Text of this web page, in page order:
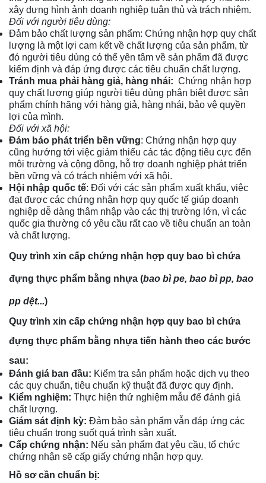
xây dựng hình ảnh doanh nghiệp tuân thủ và trách nhiệm.
Đối với người tiêu dùng:
Đảm bảo chất lượng sản phẩm: Chứng nhận hợp quy chất
lượng là một lợi cam kết về chất lượng của sản phẩm, từ
đó người tiêu dùng có thể yên tâm về sản phẩm đã được
kiểm định và đáp ứng được các tiêu chuẩn chất lượng.
Tránh mua phải hàng giả, hàng nhái: Chứng nhận hợp
quy chất lượng giúp người tiêu dùng phân biệt được sản
phẩm chính hãng với hàng giả, hàng nhái, bảo vệ quyền
lợi của mình.
Đối với xã hội:
Đảm bảo phát triển bền vững: Chứng nhận hợp quy
cũng hướng tới việc giảm thiểu các tác động tiêu cực đến
môi trường và cộng đồng, hỗ trợ doanh nghiệp phát triển
bền vững và có trách nhiệm với xã hội.
Hội nhập quốc tế: Đối với các sản phẩm xuất khẩu, việc
đạt được các chứng nhận hợp quy quốc tế giúp doanh
nghiệp dễ dàng thâm nhập vào các thị trường lớn, vì các
quốc gia thường có yêu cầu rất cao về tiêu chuẩn an toàn
và chất lượng.
Quy trình xin cấp chứng nhận hợp quy bao bì chứa
đựng thực phẩm bằng nhựa (bao bì pe, bao bì pp, bao
pp dệt...)
Quy trình xin cấp chứng nhận hợp quy bao bì chứa
đựng thực phẩm bằng nhựa tiến hành theo các bước
sau:
Đánh giá ban đầu: Kiểm tra sản phẩm hoặc dịch vụ theo
các quy chuẩn, tiêu chuẩn kỹ thuật đã được quy định.
Kiểm nghiệm: Thực hiện thử nghiệm mẫu để đánh giá
chất lượng.
Giám sát định kỳ: Đảm bảo sản phẩm vẫn đáp ứng các
tiêu chuẩn trong suốt quá trình sản xuất.
Cấp chứng nhận: Nếu sản phẩm đạt yêu cầu, tổ chức
chứng nhận sẽ cấp giấy chứng nhận hợp quy.
Hồ sơ cần chuẩn bị: